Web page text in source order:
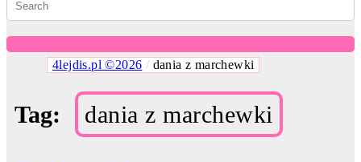
4lejdis.pl ©2026 / dania z marchewki
Tag: dania z marchewki